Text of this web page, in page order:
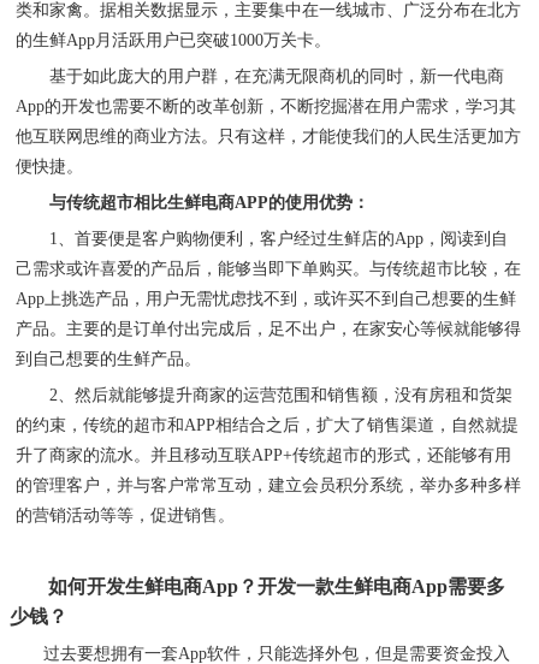
类和家禽。据相关数据显示，主要集中在一线城市、广泛分布在北方
的生鲜App月活跃用户已突破1000万关卡。
基于如此庞大的用户群，在充满无限商机的同时，新一代电商
App的开发也需要不断的改革创新，不断挖掘潜在用户需求，学习其
他互联网思维的商业方法。只有这样，才能使我们的人民生活更加方
便快捷。
与传统超市相比生鲜电商APP的使用优势：
1、 首要便是客户购物便利，客户经过生鲜店的App，阅读到自
己需求或许喜爱的产品后，能够当即下单购买。与传统超市比较，在
App上挑选产品，用户无需忧虑找不到，或许买不到自己想要的生鲜
产品。主要的是订单付出完成后，足不出户，在家安心等候就能够得
到自己想要的生鲜产品。
2、 然后就能够提升商家的运营范围和销售额，没有房租和货架
的约束，传统的超市和APP相结合之后， 扩大了销售渠道 ， 自然就提
升了商家的流水。并且移动互联APP+传统超市的形式，还能够有用
的管理客户，并与客户常常互动， 建立会员积分系统，举办多种多样
的营销活动等等，促进销售。
如何开发生鲜电商App？开发一款生鲜电商App需要多
少钱？
过去要想拥有一套App软件，只能选择外包，但是需要资金投入